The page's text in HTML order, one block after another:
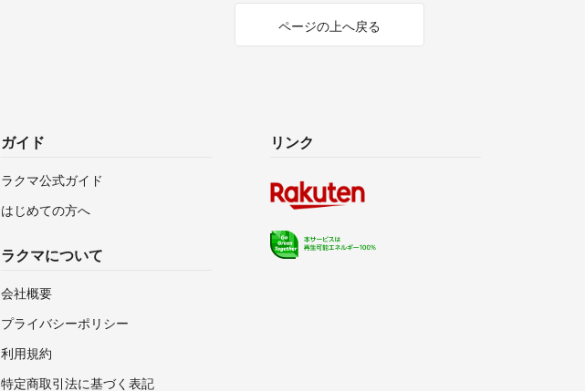
ページの上へ戻る
ガイド
ラクマ公式ガイド
はじめての方へ
ラクマについて
会社概要
プライバシーポリシー
利用規約
特定商取引法に基づく表記
リンク